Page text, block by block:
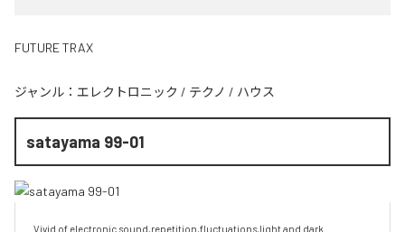
FUTURE TRAX
ジャンル： エレクトロニック / テクノ / ハウス
satayama 99-01
Vivid of electronic sound,repetition,fluctuations,light and dark.